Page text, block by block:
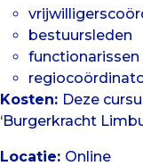
bestuursleden
Kosten: Deze
‘Burgerkracht
Locatie: Online